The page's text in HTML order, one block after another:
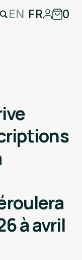
EN FR 0
à avril